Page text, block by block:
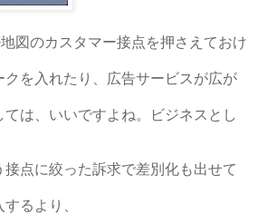
図のカスタマー接点を押さえておけ
クを入れたり、広告サービスが広が
は、いいですよね。ビジネスとし
接点に絞った訴求で差別化も出せて
るより、